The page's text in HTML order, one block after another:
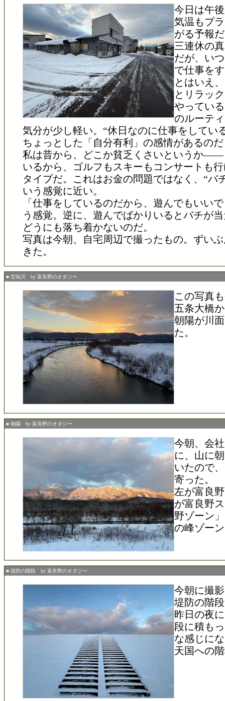
今日は午
気温もプ
がる予報
三連休の
だが、い
で仕事を
とはいえ
とリラッ
やってい
のルーテ
気分が少し軽い。“休日なのに仕事をしてい
ちょっとした「自分有利」の感情があるの
私は昔から、どこか貧乏くさいというか——
いるから、ゴルフもスキーもコンサートも
タイプだ。これはお金の問題ではなく、“バ
いう感覚に近い。
「仕事をしているのだから、遊んでもいい
う感覚。逆に、遊んでばかりいるとバチが
どうにも落ち着かないのだ。
写真は今朝、自宅周辺で撮ったもの。ずい
きた。
■ 空知川 by 富良野のオダジー
この写真
五条大橋
朝陽が川
た。
■ 朝陽 by 富良野のオダジー
今朝、会
に、山に
いたので
寄った。
左が富良
が富良野
野ゾーン
の峰ゾー
■ 堤防の階段 by 富良野のオダジー
今朝に撮
堤防の階
昨日の夜
段に積も
な感じに
天国への